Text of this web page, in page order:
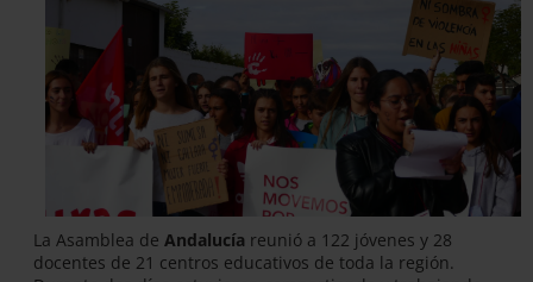
La Asamblea de Andalucía reunió a 122 jóvenes y 28
docentes de 21 centros educativos de toda la región.